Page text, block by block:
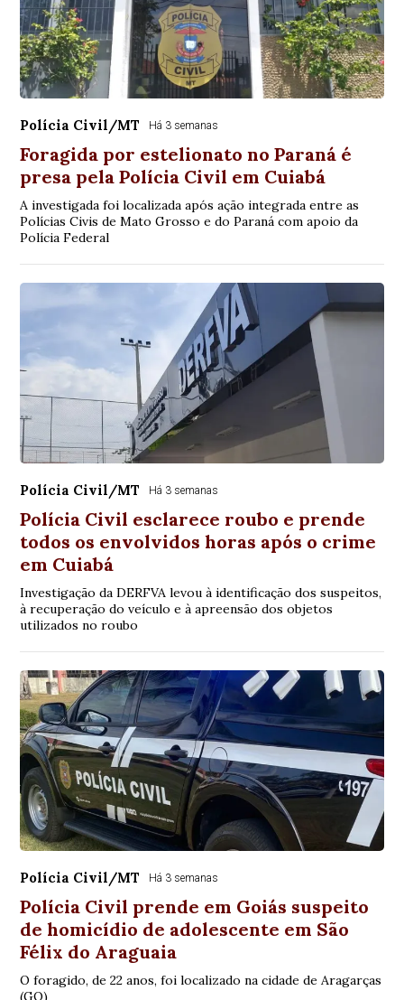
Polícia Civil/MT Há 3 semanas
Foragida por estelionato no Paraná é
presa pela Polícia Civil em Cuiabá
A investigada foi localizada após ação integrada entre as
Polícias Civis de Mato Grosso e do Paraná com apoio da
Polícia Federal
Polícia Civil/MT Há 3 semanas
Polícia Civil esclarece roubo e prende
todos os envolvidos horas após o crime
em Cuiabá
Investigação da DERFVA levou à identificação dos suspeitos,
à recuperação do veículo e à apreensão dos objetos
utilizados no roubo
Polícia Civil/MT Há 3 semanas
Polícia Civil prende em Goiás suspeito
de homicídio de adolescente em São
Félix do Araguaia
O foragido, de 22 anos, foi localizado na cidade de Aragarças
(GO)